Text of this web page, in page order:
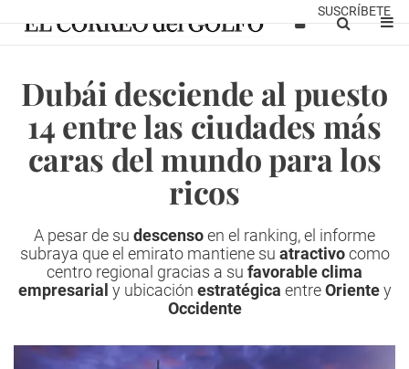
SUSCRÍBETE
Dubái desciende al puesto
14 entre las ciudades más
caras del mundo para los
ricos
A pesar de su descensoen el ranking, el informe
subraya que el emirato mantiene su atractivocomo
centro regional gracias a su favorable clima
empresarial y ubicación estratégica entreOrientey
Occidente